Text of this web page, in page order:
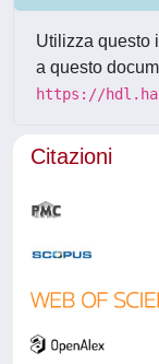
Utilizza questo
a questo
https://
Citazioni